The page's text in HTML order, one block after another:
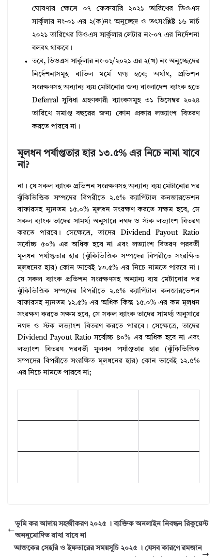
ঘোষণার ক্ষেত্রে ০৭ ফেব্রুয়ারি ২০২১ তারিখের ডিওএস
সার্কুলার নং-০১ এর ২(ক)নং অনুচ্ছেদ ও তৎসংশ্লিষ্ট ১৬ মার্চ
২০২১ তারিখের ডিওএস সার্কুলার লেটার নং-০৭ এর নির্দেশনা
বলবৎ থাকবে।
তবে, ডিওএস সার্কুলার নং-০১/২০২১ এর ২(খ) নং অনুচ্ছেদের
নির্দেশনাসমূহ বাতিল মর্মে গণ্য হবে; অর্থাৎ, প্রভিশন
সংরক্ষণসহ অন্যান্য ব্যয় মেটানোর জন্য বাংলাদেশ ব্যাংক হতে
Deferral সুবিধা গ্রহণকারী ব্যাংকসমূহ ৩১ ডিসেম্বর ২০২৪
তারিখে সমাপ্ত বছরের জন্য কোন প্রকার লভ্যাংশ বিতরণ
করতে পারবে না।
মূলধন পর্যাপ্ততার হার ১৩.৫% এর নিচে নামা যাবে
না?
না। যে সকল ব্যাংক প্রভিশন সংরক্ষণসহ অন্যান্য ব্যয় মেটানোর পর
ঝুঁকিভিত্তিক সম্পদের বিপরীতে ২.৫% ক্যাপিটাল কনজারভেশন
বাফারসহ ন্যূনতম ১৫.০% মূলধন সংরক্ষণ করতে সক্ষম হবে, সে
সকল ব্যাংক তাদের সামর্থ্য অনুসারে নগদ ও স্টক লভ্যাংশ বিতরণ
করতে পারবে। সেক্ষেত্রে, তাদের Dividend Payout Ratio
সর্বোচ্চ ৫০% এর অধিক হবে না এবং লভ্যাংশ বিতরণ পরবর্তী
মূলধন পর্যাপ্ততার হার (ঝুঁকিভিত্তিক সম্পদের বিপরীতে সংরক্ষিত
মূলধনের হার) কোন ভাবেই ১৩.৫% এর নিচে নামতে পারবে না।
যে সকল ব্যাংক প্রভিশন সংরক্ষণসহ অন্যান্য ব্যয় মেটানোর পর
ঝুঁকিভিত্তিক সম্পদের বিপরীতে ২.৫% ক্যাপিটাল কনজারভেশন
বাফারসহ ন্যূনতম ১২.৫% এর অধিক কিন্তু ১৫.০% এর কম মূলধন
সংরক্ষণ করতে সক্ষম হবে, সে সকল ব্যাংক তাদের সামর্থ্য অনুসারে
নগদ ও স্টক লভ্যাংশ বিতরণ করতে পারবে। সেক্ষেত্রে, তাদের
Dividend Payout Ratio সর্বোচ্চ ৪০% এর অধিক হবে না এবং
লভ্যাংশ বিতরণ পরবর্তী মূলধন পর্যাপ্ততার হার (ঝুঁকিভিত্তিক
সম্পদের বিপরীতে সংরক্ষিত মূলধনের হার) কোন ভাবেই ১২.৫%
এর নিচে নামতে পারবে না;
ভূমি কর আদায় সহজীকরণ ২০২৫ । ব্যক্তিক অনলাইন নিবন্ধন রিকুয়েস্ট
অননুমোদিত রাখা যাবে না
আজকের সেহরি ও ইফতারের সময়সূচি ২০২৫ । যেসব কারণে রমজান